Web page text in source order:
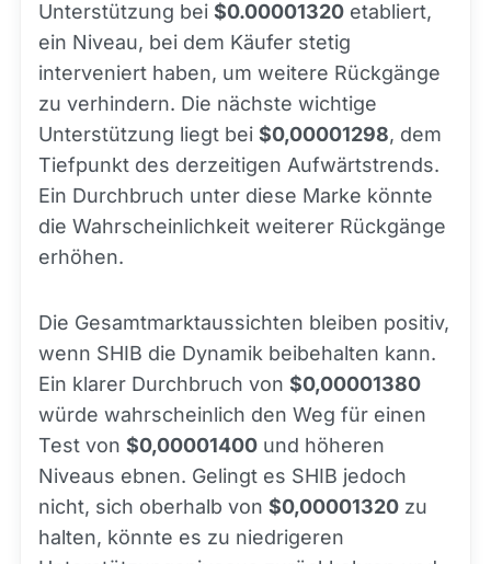
Unterstützung bei $0.00001320 etabliert,
ein Niveau, bei dem Käufer stetig
interveniert haben, um weitere Rückgänge
zu verhindern. Die nächste wichtige
Unterstützung liegt bei $0,00001298, dem
Tiefpunkt des derzeitigen Aufwärtstrends.
Ein Durchbruch unter diese Marke könnte
die Wahrscheinlichkeit weiterer Rückgänge
erhöhen.
Die Gesamtmarktaussichten bleiben positiv,
wenn SHIB die Dynamik beibehalten kann.
Ein klarer Durchbruch von $0,00001380
würde wahrscheinlich den Weg für einen
Test von $0,00001400 und höheren
Niveaus ebnen. Gelingt es SHIB jedoch
nicht, sich oberhalb von $0,00001320 zu
halten, könnte es zu niedrigeren